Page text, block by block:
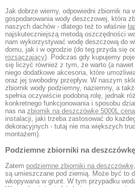
Jak dobrze wiemy, odpowiedni zbiornik na
gospodarowania wody deszczowej, która
naszych dachów - dlatego też to właśnie
najskuteczniejszą metodą oszczędności
nam wykorzystywać wodę deszczową do
domu, jak i w ogrodzie (do teg przyda się
rozsączający). Podczas gdy kupujemy
się liczyć również z tym, że warto (a
niego dodatkowe akcesoria, które
oraz jej swobodny przepływ. W naszym
zbiornik wody podziemny, naziemny, a
spełnia oczywiście podobną rolę, jednak
konkretnego funkcjonowania i sposobu
nas na zbiornik na deszczówkę 5000L cena
instalacji, jaki trzeba zastosować do
dekoracyjnych - tutaj nie ma większych
montażem).
Podziemne zbiorniki na deszczówkę
Zatem podziemne zbiorniki na deszczówkę
są umieszczane pod ziemią. Może być to
wkopywana w grunt. W tym przypadku